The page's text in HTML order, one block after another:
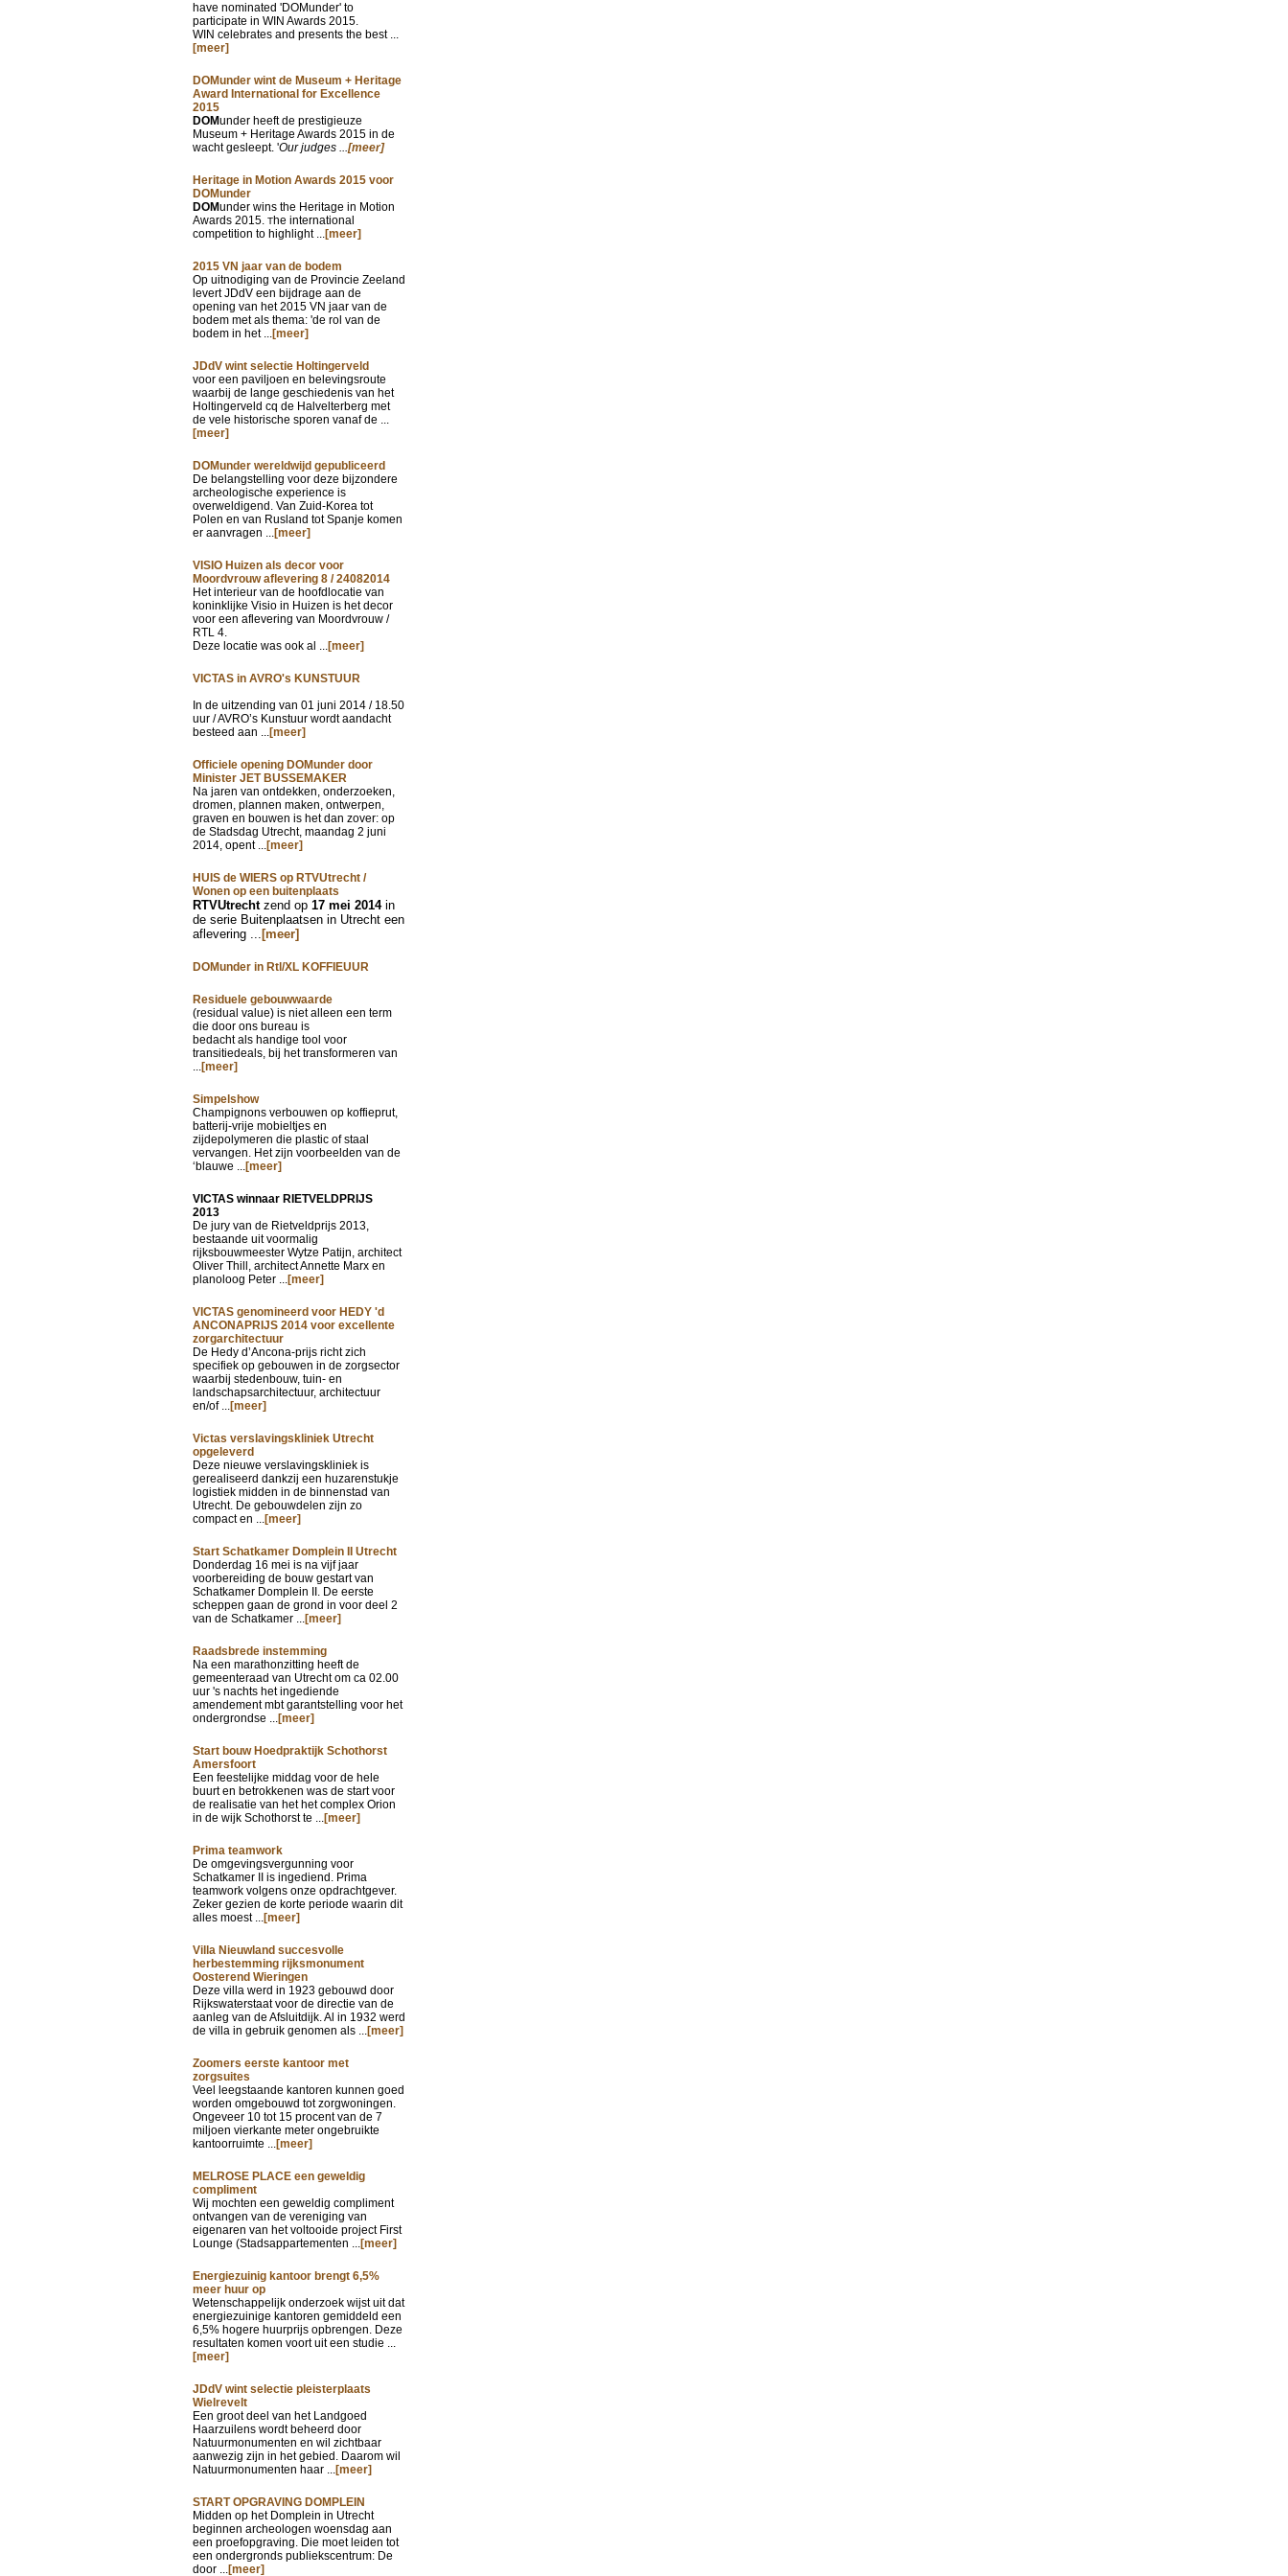
have nominated 'DOMunder' to
participate in WIN Awards 2015.
WIN celebrates and presents the best ...
[meer]
DOMunder wint de Museum + Heritage
Award International for Excellence
2015
DOMunder heeft de prestigieuze
Museum + Heritage Awards 2015 in de
wacht gesleept. 'Our judges ...[meer]
Heritage in Motion Awards 2015 voor
DOMunder
DOMunder wins the Heritage in Motion
Awards 2015. The international
competition to highlight ...[meer]
2015 VN jaar van de bodem
Op uitnodiging van de Provincie Zeeland
levert JDdV een bijdrage aan de
opening van het 2015 VN jaar van de
bodem met als thema: 'de rol van de
bodem in het ...[meer]
JDdV wint selectie Holtingerveld
voor een paviljoen en belevingsroute
waarbij de lange geschiedenis van het
Holtingerveld cq de Halvelterberg met
de vele historische sporen vanaf de ...
[meer]
DOMunder wereldwijd gepubliceerd
De belangstelling voor deze bijzondere
archeologische experience is
overweldigend. Van Zuid-Korea tot
Polen en van Rusland tot Spanje komen
er aanvragen ...[meer]
VISIO Huizen als decor voor
Moordvrouw aflevering 8 / 24082014
Het interieur van de hoofdlocatie van
koninklijke Visio in Huizen is het decor
voor een aflevering van Moordvrouw /
RTL 4.
Deze locatie was ook al ...[meer]
VICTAS in AVRO's KUNSTUUR
In de uitzending van 01 juni 2014 / 18.50
uur / AVRO’s Kunstuur wordt aandacht
besteed aan ...[meer]
Officiele opening DOMunder door
Minister JET BUSSEMAKER
Na jaren van ontdekken, onderzoeken,
dromen, plannen maken, ontwerpen,
graven en bouwen is het dan zover: op
de Stadsdag Utrecht, maandag 2 juni
2014, opent ...[meer]
HUIS de WIERS op RTVUtrecht /
Wonen op een buitenplaats
RTVUtrechtzend op 17 mei 2014 in
de serie Buitenplaatsen in Utrecht een
aflevering ... [meer]
DOMunder in Rtl/XL KOFFIEUUR
Residuele gebouwwaarde
(residual value) is niet alleen een term
die door ons bureau is
bedacht als handige tool voor
transitiedeals, bij het transformeren van
...[meer]
Simpelshow
Champignons verbouwen op koffieprut,
batterij-vrije mobieltjes en
zijdepolymeren die plastic of staal
vervangen. Het zijn voorbeelden van de
‘blauwe ...[meer]
VICTAS winnaar RIETVELDPRIJS
2013
De jury van de Rietveldprijs 2013,
bestaande uit voormalig
rijksbouwmeester Wytze Patijn, architect
Oliver Thill, architect Annette Marx en
planoloog Peter ...[meer]
VICTAS genomineerd voor HEDY 'd
ANCONAPRIJS 2014 voor excellente
zorgarchitectuur
De Hedy d’Ancona-prijs richt zich
specifiek op gebouwen in de zorgsector
waarbij stedenbouw, tuin- en
landschapsarchitectuur, architectuur
en/of ...[meer]
Victas verslavingskliniek Utrecht
opgeleverd
Deze nieuwe verslavingskliniek is
gerealiseerd dankzij een huzarenstukje
logistiek midden in de binnenstad van
Utrecht. De gebouwdelen zijn zo
compact en ...[meer]
Start Schatkamer Domplein II Utrecht
Donderdag 16 mei is na vijf jaar
voorbereiding de bouw gestart van
Schatkamer Domplein II. De eerste
scheppen gaan de grond in voor deel 2
van de Schatkamer ...[meer]
Raadsbrede instemming
Na een marathonzitting heeft de
gemeenteraad van Utrecht om ca 02.00
uur 's nachts het ingediende
amendement mbt garantstelling voor het
ondergrondse ...[meer]
Start bouw Hoedpraktijk Schothorst
Amersfoort
Een feestelijke middag voor de hele
buurt en betrokkenen was de start voor
de realisatie van het het complex Orion
in de wijk Schothorst te ...[meer]
Prima teamwork
De omgevingsvergunning voor
Schatkamer II is ingediend. Prima
teamwork volgens onze opdrachtgever.
Zeker gezien de korte periode waarin dit
alles moest ...[meer]
Villa Nieuwland succesvolle
herbestemming rijksmonument
Oosterend Wieringen
Deze villa werd in 1923 gebouwd door
Rijkswaterstaat voor de directie van de
aanleg van de Afsluitdijk. Al in 1932 werd
de villa in gebruik genomen als ...[meer]
Zoomers eerste kantoor met
zorgsuites
Veel leegstaande kantoren kunnen goed
worden omgebouwd tot zorgwoningen.
Ongeveer 10 tot 15 procent van de 7
miljoen vierkante meter ongebruikte
kantoorruimte ...[meer]
MELROSE PLACE een geweldig
compliment
Wij mochten een geweldig compliment
ontvangen van de vereniging van
eigenaren van het voltooide project First
Lounge (Stadsappartementen ...[meer]
Energiezuinig kantoor brengt 6,5%
meer huur op
Wetenschappelijk onderzoek wijst uit dat
energiezuinige kantoren gemiddeld een
6,5% hogere huurprijs opbrengen. Deze
resultaten komen voort uit een studie ...
[meer]
JDdV wint selectie pleisterplaats
Wielrevelt
Een groot deel van het Landgoed
Haarzuilens wordt beheerd door
Natuurmonumenten en wil zichtbaar
aanwezig zijn in het gebied. Daarom wil
Natuurmonumenten haar ...[meer]
START OPGRAVING DOMPLEIN
Midden op het Domplein in Utrecht
beginnen archeologen woensdag aan
een proefopgraving. Die moet leiden tot
een ondergronds publiekscentrum: De
door ...[meer]